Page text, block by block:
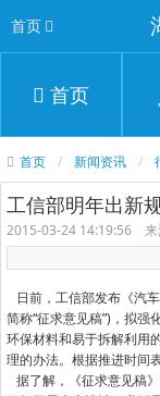
首页
首页
首页 新闻资讯
工信部明年出新
2015-03-24 14:19:56
日前，工信部发布《汽
简称“征求意见稿”)，拟
环保材料和易于拆解利用
理的办法。根据推进时间
据了解，《征求意见稿